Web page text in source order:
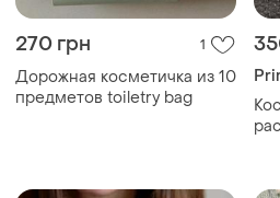
270 грн 1
Дорожная косметичка из 10
предметов toiletry bag